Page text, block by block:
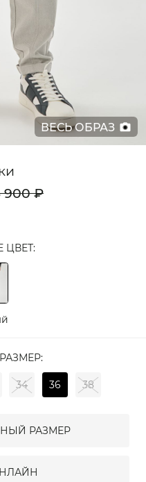
ВЕСЬ ОБРАЗ
900 ₽
ЦВЕТ:
34 36 38
РАЗМЕР